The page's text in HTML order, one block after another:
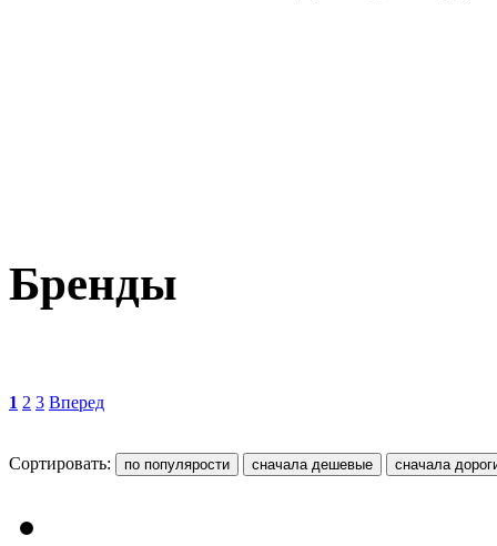
Бренды
1 2 3 Вперед
Сортировать: